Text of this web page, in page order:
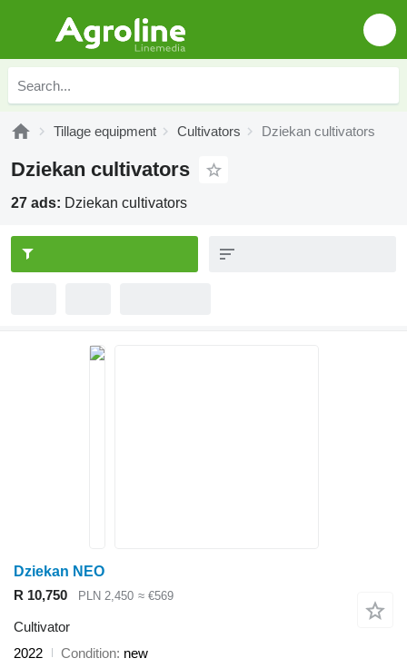
Tillage equipment Cultivators Dziekan cultivators
Dziekan cultivators
27 ads: Dziekan cultivators
Dziekan NEO
R 10,750
PLN 2,450 ≈ €569
Cultivator
2022
Condition new